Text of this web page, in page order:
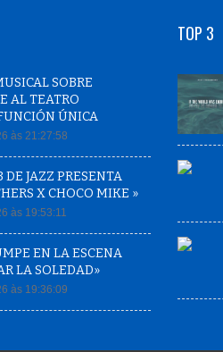
SOBRE
AL TEATRO
ÚNICA
às 21:27:58
DE JAZZ PRESENTA
X CHOCO MIKE »
às 19:53:11
EN LA ESCENA
LA SOLEDAD»
às 19:36:09
TOP 3